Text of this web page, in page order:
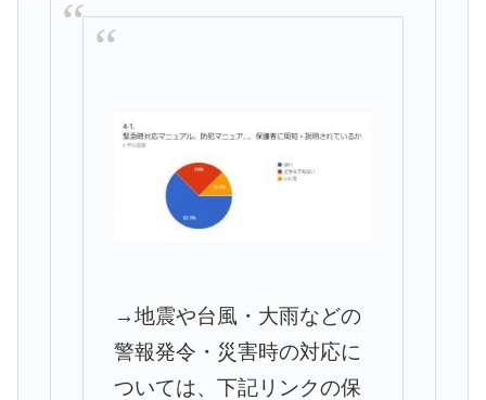
→地震や台風・大雨などの
警報発令・災害時の対応に
ついては、下記リンクの保